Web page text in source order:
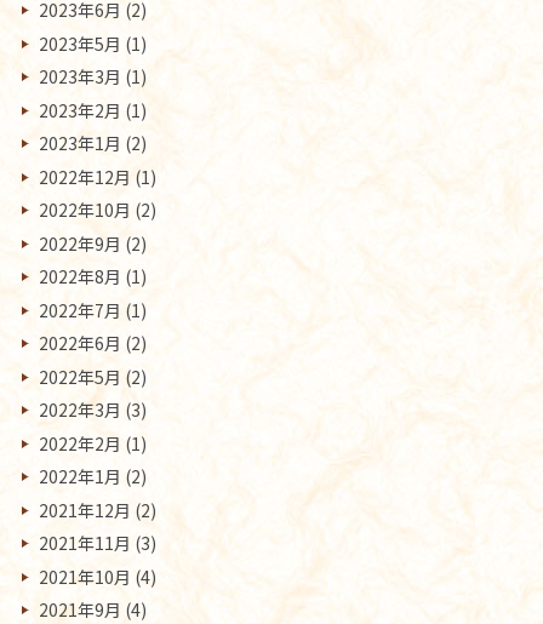
2023年6月 (2)
2023年5月 (1)
2023年3月 (1)
2023年2月 (1)
2023年1月 (2)
2022年12月 (1)
2022年10月 (2)
2022年9月 (2)
2022年8月 (1)
2022年7月 (1)
2022年6月 (2)
2022年5月 (2)
2022年3月 (3)
2022年2月 (1)
2022年1月 (2)
2021年12月 (2)
2021年11月 (3)
2021年10月 (4)
2021年9月 (4)